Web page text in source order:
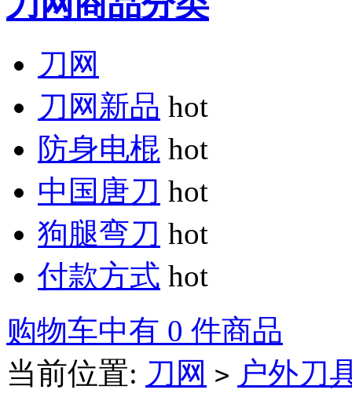
刀网
刀网新品 hot
防身电棍 hot
中国唐刀 hot
狗腿弯刀 hot
付款方式 hot
购物车中有 0 件商品
当前位置: 刀网 > 户外刀